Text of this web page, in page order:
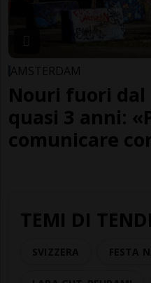
AMSTERDAM
Nouri fuori dal
quasi 3 anni:
comunicare
TEMI DI